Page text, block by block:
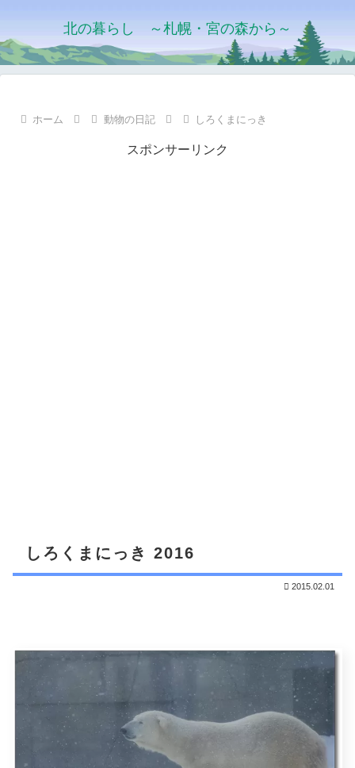
北の暮らし ～札幌・宮の森から～
ホーム 動物の日記 しろくまにっき
スポンサーリンク
しろくまにっき 2016
2015.02.01